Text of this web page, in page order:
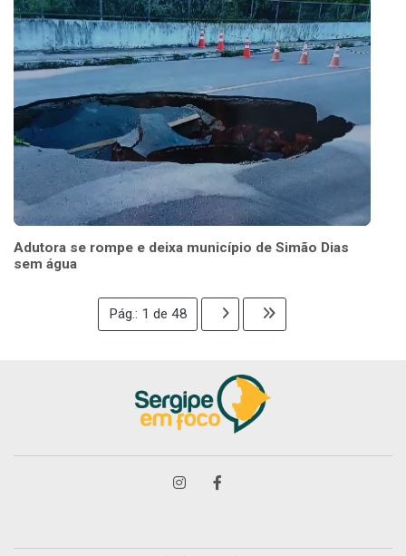
Adutora se rompe e deixa município de Simão Dias
sem água
Pág.: 1 de 48